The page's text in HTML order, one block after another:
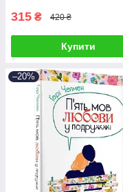
315 ₴ 420 ₴
Купити
–20%